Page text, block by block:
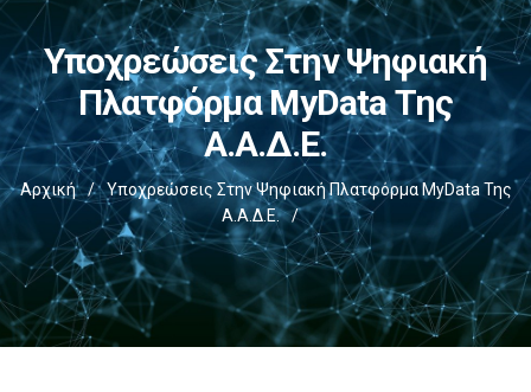
Υποχρεώσεις Στην Ψηφιακή
Πλατφόρμα MyData Της
Α.Α.Δ.Ε.
Αρχική /
Υποχρεώσεις Στην Ψηφιακή Πλατφόρμα MyData Της
Α.Α.Δ.Ε.
/